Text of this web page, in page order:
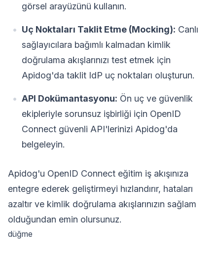
görsel arayüzünü kullanın.
Uç Noktaları Taklit Etme (Mocking): Canlı
sağlayıcılara bağımlı kalmadan kimlik
doğrulama akışlarınızı test etmek için
Apidog'da taklit IdP uç noktaları oluşturun.
API Dokümantasyonu: Ön uç ve güvenlik
ekipleriyle sorunsuz işbirliği için OpenID
Connect güvenli API'lerinizi Apidog'da
belgeleyin.
Apidog'u OpenID Connect eğitim iş akışınıza
entegre ederek geliştirmeyi hızlandırır, hataları
azaltır ve kimlik doğrulama akışlarınızın sağlam
olduğundan emin olursunuz.
düğme